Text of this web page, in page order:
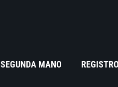
SEGUNDA MANO REGISTRO